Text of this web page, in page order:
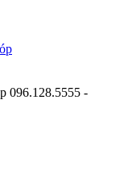
096.128.5555 -